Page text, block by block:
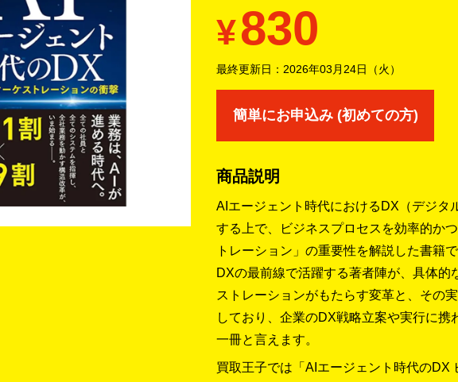
¥830
最終更新日： 2026年03月24日（火）
簡単にお申込み (初めての方)
商品説明
AIエージェント時代におけるDX（デジタ
する上で、ビジネスプロセスを効率的か
トレーション」の重要性を解説した書籍
DXの最前線で活躍する著者陣が、具体
ストレーションがもたらす変革と、その
しており、企業のDX戦略立案や実行に
一冊と言えます。
買取王子では「AIエージェント時代のDX